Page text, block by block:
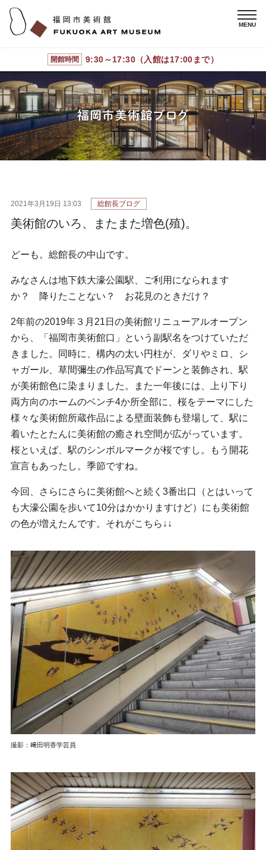
開館時間 9:30～17:30（入館は17:00まで）
2021年3月19日 13:03 総館長ブログ
美術館のいろ、またまた増色(殖)。
どーも。総館長の中山です。
みなさんは地下鉄大濠公園駅、ご利用になられます
か？ 降りたことない？ お花見のときだけ？
2年前の2019年３月21日の美術館リニューアルオープン
から、「福岡市美術館口」という副駅名をつけていただ
きました。同時に、構内の太い円柱が、ダリやミロ、シ
ャガール、草間彌生の作品写真でドーンと装飾され、駅
が美術館色に染まりました。また一年後には、上り下り
両方向のホームのベンチ4か所全部に、桜をテーマにした
様々な美術館所蔵作品による壁面装飾も登場して、駅に
着いたとたんに美術館の癒され空間が広がっています。
桜といえば、駅のシンボルマークが桜ですし。もう開花
宣言もあったし。季節ですね。
今回、さらにさらに美術館へと続く3番出口（とはいって
も大濠公園を歩いて10分はかかりますけど）にも美術館
の色が増えたんです。それがこちら↓↓
撮影：﨑田明香学芸員